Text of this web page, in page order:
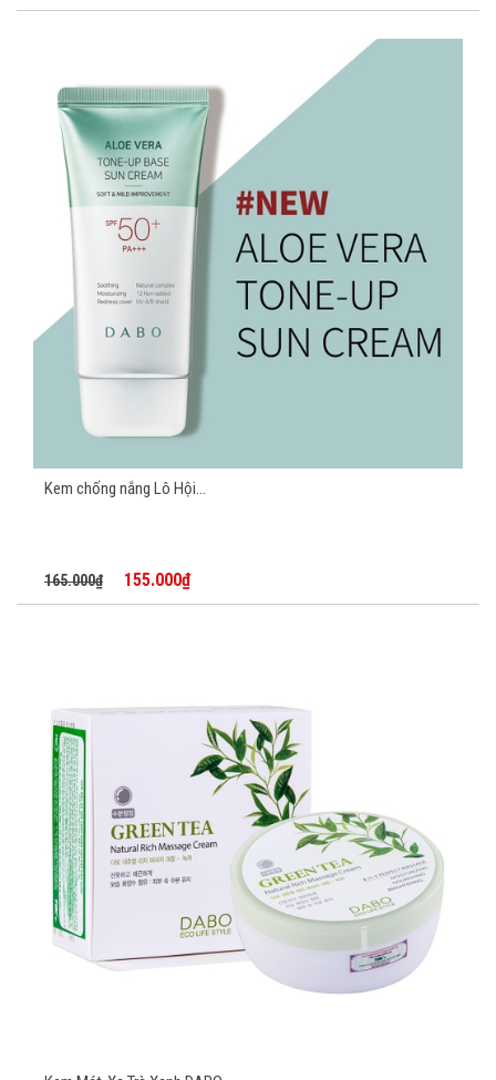
Kem chống nắng Lô Hội...
165.000₫ 155.000₫